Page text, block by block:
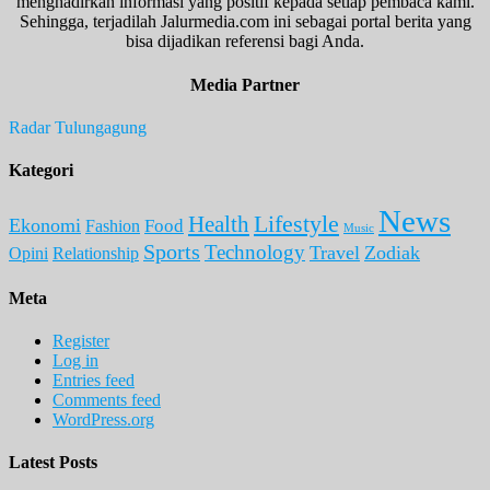
Sehingga, terjadilah Jalurmedia.com ini sebagai portal berita yang
bisa dijadikan referensi bagi Anda.
Media Partner
Radar Tulungagung
Kategori
Ekonomi Fashion Food Health Lifestyle Music News
Opini Relationship Sports Technology Travel Zodiak
Meta
Register
Log in
Entries feed
Comments feed
WordPress.org
Latest Posts